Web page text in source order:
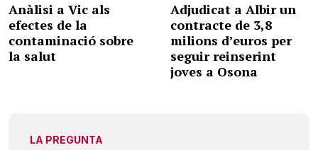
Anàlisi a Vic als
efectes de la
contaminació sobre
la salut
Adjudicat a Albir un
contracte de 3,8
milions d’euros per
seguir reinserint
joves a Osona
LA PREGUNTA